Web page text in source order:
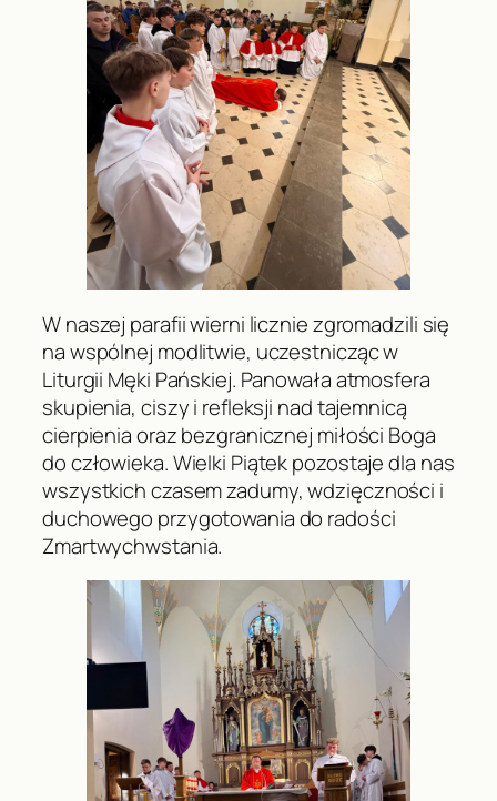
W naszej parafii wierni licznie zgromadzili się
na wspólnej modlitwie, uczestnicząc w
Liturgii Męki Pańskiej. Panowała atmosfera
skupienia, ciszy i refleksji nad tajemnicą
cierpienia oraz bezgranicznej miłości Boga
do człowieka. Wielki Piątek pozostaje dla nas
wszystkich czasem zadumy, wdzięczności i
duchowego przygotowania do radości
Zmartwychwstania.